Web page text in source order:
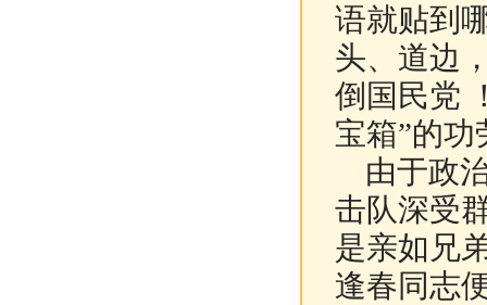
语就贴到
头、道边
倒国民党
宝箱”的功
由于政
击队深受
是亲如兄
逢春同志